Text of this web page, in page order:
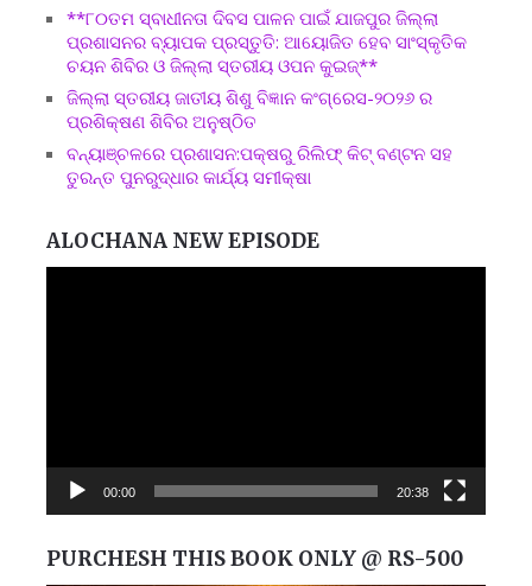
**୮୦ତମ ସ୍ବାଧୀନତା ଦିବସ ପାଳନ ପାଇଁ ଯାଜପୁର ଜିଲ୍ଲା
ପ୍ରଶାସନର ବ୍ୟାପକ ପ୍ରସ୍ତୁତି: ଆୟୋଜିତ ହେବ ସାଂସ୍କୃତିକ
ଚୟନ ଶିବିର ଓ ଜିଲ୍ଲା ସ୍ତରୀୟ ଓପନ କୁଇଜ୍**
ଜିଲ୍ଲା ସ୍ତରୀୟ ଜାତୀୟ ଶିଶୁ ବିଜ୍ଞାନ କଂଗ୍ରେସ-୨୦୨୬ ର
ପ୍ରଶିକ୍ଷଣ ଶିବିର ଅନୁଷ୍ଠିତ
ବନ୍ୟାଞ୍ଚଳରେ ପ୍ରଶାସନ:ପକ୍ଷରୁ ରିଲିଫ୍ କିଟ୍ ବଣ୍ଟନ ସହ
ତୁରନ୍ତ ପୁନରୁଦ୍ଧାର କାର୍ଯ୍ୟ ସମୀକ୍ଷା
ALOCHANA NEW EPISODE
00:00 20:38
PURCHESH THIS BOOK ONLY @ RS-500